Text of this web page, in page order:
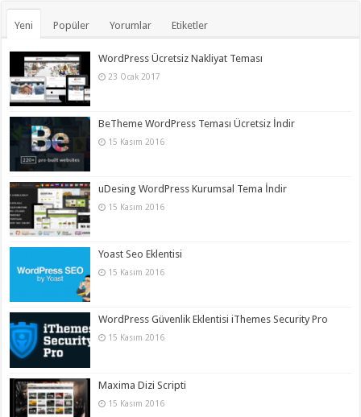
Yeni Popüler Yorumlar Etiketler
WordPress Ücretsiz Nakliyat Teması
23 Ocak 2017
BeTheme WordPress Teması Ücretsiz İndir
15 Kasım 2016
uDesing WordPress Kurumsal Tema İndir
15 Kasım 2016
Yoast Seo Eklentisi
15 Kasım 2016
WordPress Güvenlik Eklentisi iThemes Security Pro
15 Kasım 2016
Maxima Dizi Scripti
15 Kasım 2016